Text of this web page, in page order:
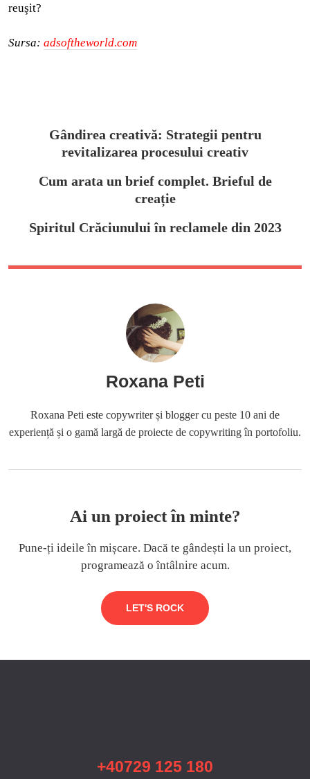
reuşit?
Sursa: adsoftheworld.com
Gândirea creativă: Strategii pentru
revitalizarea procesului creativ
Cum arata un brief complet. Brieful de
creație
Spiritul Crăciunului în reclamele din 2023
Roxana Peti
Roxana Peti este copywriter și blogger cu peste 10 ani de
experiență și o gamă largă de proiecte de copywriting în portofoliu.
Ai un proiect în minte?
Pune-ți ideile în mișcare. Dacă te gândești la un proiect,
programează o întâlnire acum.
LET'S ROCK
+40729 125 180